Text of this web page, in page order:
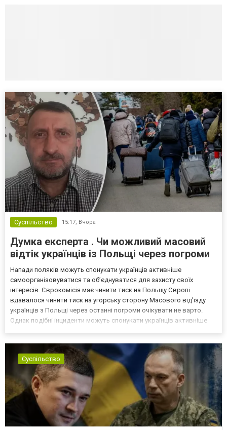
Суспільство 15:17, Вчора
Думка експерта . Чи можливий масовий
відтік українців із Польщі через погроми
Напади поляків можуть спонукати українців активніше
самоорганізовуватися та об’єднуватися для захисту своїх
інтересів. Єврокомісія має чинити тиск на Польщу Європі
вдавалося чинити тиск на угорську сторону Масового від'їзду
українців з Польщі через останні погроми очікувати не варто.
Однак подібні інциденти можуть спонукати українців активніше
Суспільство